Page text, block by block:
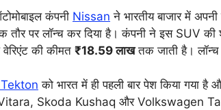
कंपनी Nissan ने भारतीय बाजार में
तौर पर लॉन्च कर दिया है। कंपनी ने इस SUV
की कीमत ₹18.59 लाखतक जाती है। लॉन्च
को भारत में ही पहली बार पेश किया
Skoda Kushaq और Volkswagen